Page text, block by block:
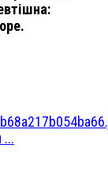
...